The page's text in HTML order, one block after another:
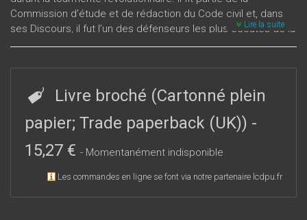
Commission d’étude et de rédaction du Code civil et, dans
ses Discours, il fut l’un des défenseurs les plus écoutés de la
tolérance. Nous publions ici trois textes fondamentaux qui
contre le projet de Code civil ; le Discours de présentation du
Code civil.
Lire la suite
Livre broché (Cartonné plein
papier; Trade paperback (UK)) -
15,27 € - Momentanément indisponible
Les commandes en ligne se font via notre partenaire lcdpu.fr